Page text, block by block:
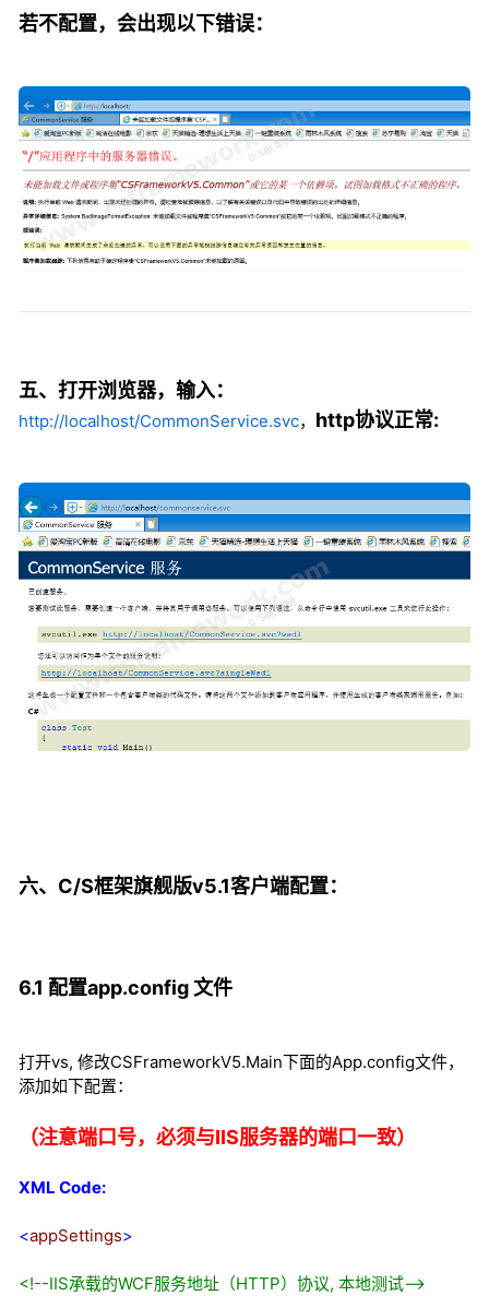
若不配置，会出现以下错误：
五、 打开浏览器，输入：
http://localhost/CommonService.svc， http协议正常:
六、C/S框架旗舰版v5.1客户端配置：
6.1 配置app.config 文件
打开vs, 修改CSFrameworkV5.Main下面的App.config文件，
添加如下配置：
（注意端口号，必须与IIS服务器的端口一致）
XML Code:
<appSettings>
<!--IIS承载的WCF服务地址（HTTP）协议, 本地测试-->